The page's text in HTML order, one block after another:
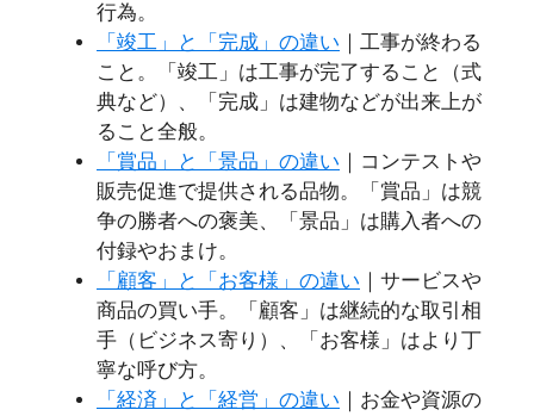
行為。
「竣工」と「完成」の違い ｜工事が終わる
こと。「竣工」は工事が完了すること（式
典など）、「完成」は建物などが出来上が
ること全般。
「賞品」と「景品」の違い ｜コンテストや
販売促進で提供される品物。「賞品」は競
争の勝者への褒美、「景品」は購入者への
付録やおまけ。
「顧客」と「お客様」の違い ｜サービスや
商品の買い手。「顧客」は継続的な取引相
手（ビジネス寄り）、「お客様」はより丁
寧な呼び方。
「経済」と「経営」の違い ｜お金や資源の